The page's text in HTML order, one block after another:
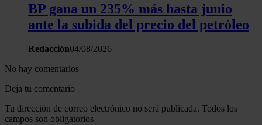
BP gana un 235% más hasta junio
ante la subida del precio del petróleo
Redacción04/08/2026
No hay comentarios
Deja tu comentario
Tu dirección de correo electrónico no será publicada. Todos los
campos son obligatorios